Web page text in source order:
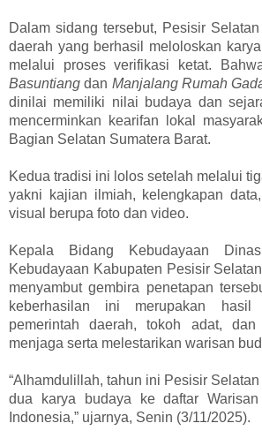
Dalam sidang tersebut, Pesisir
daerah yang berhasil meloloskan
melalui proses verifikasi ketat.
Basuntiang dan Manjalang Rumah
dinilai memiliki nilai budaya dan
mencerminkan kearifan lokal
Bagian Selatan Sumatera Barat.
Kedua tradisi ini lolos setelah melalui
yakni kajian ilmiah, kelengkapan
visual berupa foto dan video.
Kepala Bidang Kebudayaan
Kebudayaan Kabupaten Pesisir
menyambut gembira penetapan
keberhasilan ini merupakan hasil
pemerintah daerah, tokoh adat, dan
menjaga serta melestarikan warisan
“Alhamdulillah, tahun ini Pesisir
dua karya budaya ke daftar
Indonesia,” ujarnya, Senin (3/11/2025).